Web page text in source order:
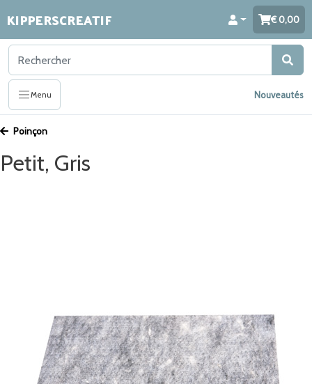
KIPPERSCREATIF 0,00
Menu Nouveautés
Poinçon
Petit, Gris